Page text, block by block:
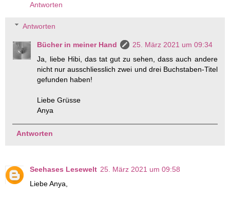
Antworten
Antworten
Bücher in meiner Hand
25. März 2021 um 09:34
Ja, liebe Hibi, das tat gut zu sehen, dass auch andere
nicht nur ausschliesslich zwei und drei Buchstaben-Titel
gefunden haben!
Liebe Grüsse
Anya
Antworten
Seehases Lesewelt 25. März 2021 um 09:58
Liebe Anya,